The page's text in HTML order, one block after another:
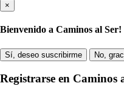
×
Bienvenido a Caminos al Ser!
Sí, deseo suscribirme No,
Registrarse en Caminos